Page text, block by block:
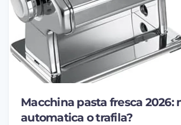
Macchina pasta fresca 2026:
automatica o trafila?